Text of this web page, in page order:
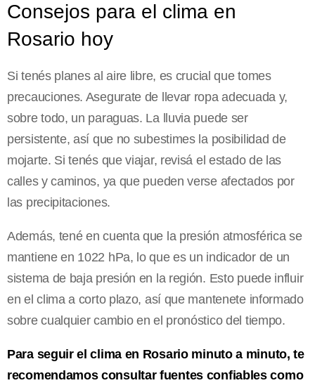
Consejos para el clima en
Rosario hoy
Si tenés planes al aire libre, es crucial que tomes
precauciones. Asegurate de llevar ropa adecuada y,
sobre todo, un paraguas. La lluvia puede ser
persistente, así que no subestimes la posibilidad de
mojarte. Si tenés que viajar, revisá el estado de las
calles y caminos, ya que pueden verse afectados por
las precipitaciones.
Además, tené en cuenta que la presión atmosférica se
mantiene en 1022 hPa, lo que es un indicador de un
sistema de baja presión en la región. Esto puede influir
en el clima a corto plazo, así que mantenete informado
sobre cualquier cambio en el pronóstico del tiempo.
Para seguir el clima en Rosario minuto a minuto, te
recomendamos consultar fuentes confiables como